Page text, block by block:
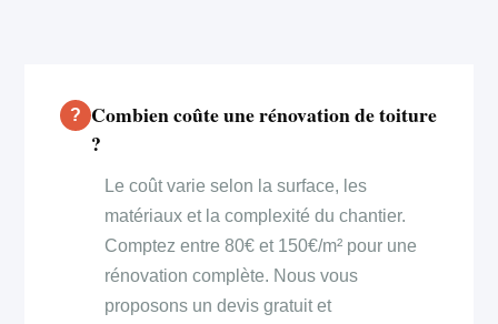
Combien coûte une rénovation de toiture
?
Le coût varie selon la surface, les
matériaux et la complexité du chantier.
Comptez entre 80€ et 150€/m² pour une
rénovation complète. Nous vous
proposons un devis gratuit et